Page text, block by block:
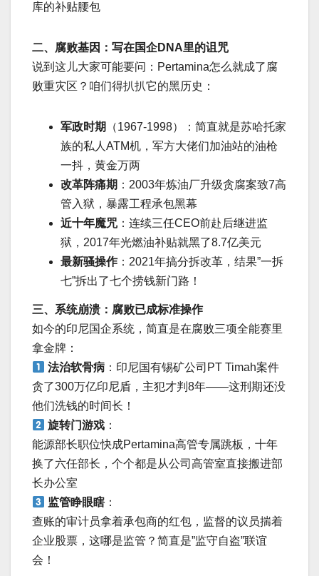
库的补贴腰包
二、腐败基因：写在国企DNA里的诅咒
说到这儿大家可能要问：Pertamina怎么就成了腐
败重灾区？咱们得扒扒它的黑历史：
军政时期
（1967-1998）：简直就是苏哈托家
族的私人ATM机，军方大佬们加油站的油枪
一抖，黄金万两
改革阵痛期 ：2003年炼油厂升级贪腐案致7高
管入狱，暴露工程承包黑幕
近十年魔咒 ：连续三任CEO前赴后继进监
狱，2017年光燃油补贴就黑了8.7亿美元
最新骚操作：2021年搞分拆改革，结果”一拆
七”拆出了七个捞钱新门路！
三、系统崩溃：腐败已成标准操作
如今的印尼国企系统，简直是在腐败三项全能赛里
拿金牌：
法治软骨病 ：印尼国有锡矿公司PT Timah案件
贪了300万亿印尼盾，主犯才判8年——这刑期还没
他们洗钱的时间长！
旋转门游戏 ：
能源部长职位快成Pertamina高管专属跳板，十年
换了六任部长，个个都是从公司高管室直接搬进部
长办公室
监管睁眼瞎 ：
查账的审计员拿着承包商的红包，监督的议员揣着
企业股票，这哪是监管？简直是”监守自盗”联谊
会！